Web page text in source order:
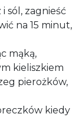
sól, zagnieść
na 15 minut,
mąką,
kieliszkiem
pierożków,
kiedy